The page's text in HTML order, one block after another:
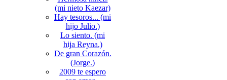
(mi nieto Kaezar)
Hay tesoros... (mi
hijo Julio.)
Lo siento. (mi
hija Reyna.)
De gran Corazón.
(Jorge.)
2009 te espero